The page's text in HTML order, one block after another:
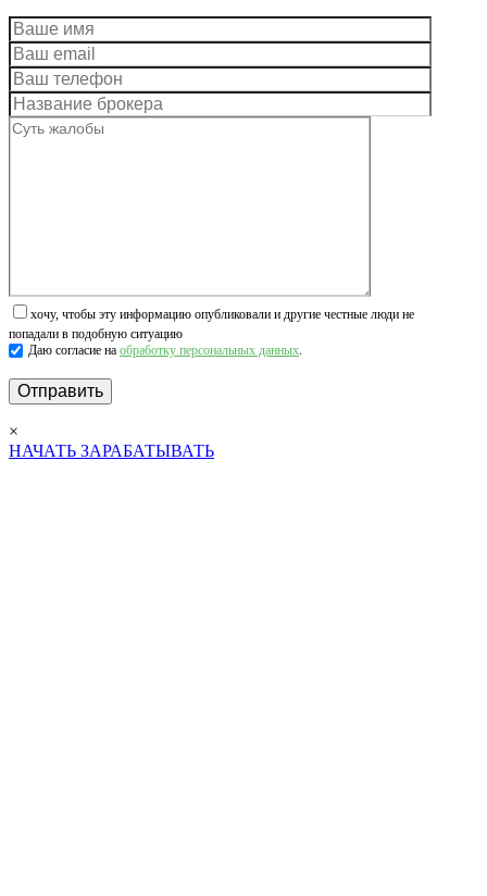
хочу, чтобы эту информацию опубликовали и другие честные люди не
попадали в подобную ситуацию
Даю согласие на обработку персональных данных.
×
НАЧАТЬ ЗАРАБАТЫВАТЬ